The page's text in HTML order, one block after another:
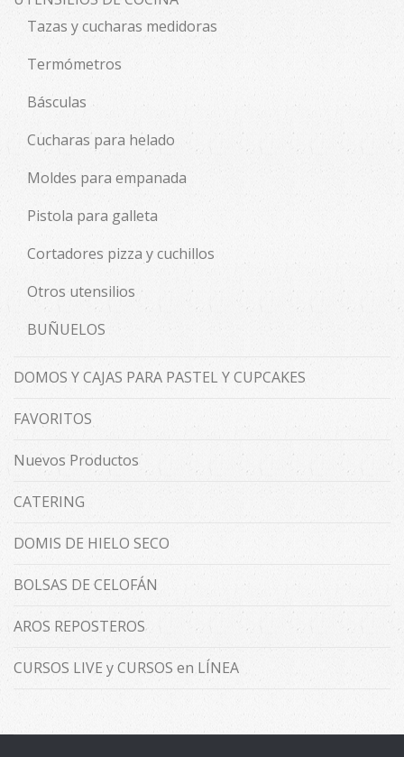
Tazas y cucharas medidoras
Termómetros
Básculas
Cucharas para helado
Moldes para empanada
Pistola para galleta
Cortadores pizza y cuchillos
Otros utensilios
BUÑUELOS
DOMOS Y CAJAS PARA PASTEL Y CUPCAKES
FAVORITOS
Nuevos Productos
CATERING
DOMIS DE HIELO SECO
BOLSAS DE CELOFÁN
AROS REPOSTEROS
CURSOS LIVE y CURSOS en LÍNEA